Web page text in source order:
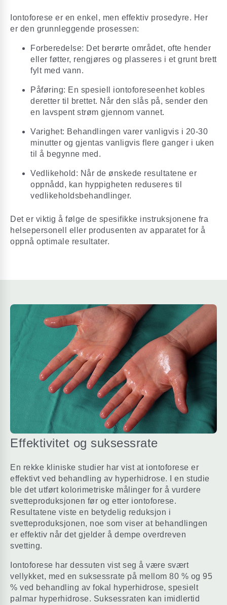
Iontoforese er en enkel, men effektiv prosedyre. Her
er den grunnleggende prosessen:
Forberedelse: Det berørte området, ofte hender
eller føtter, rengjøres og plasseres i et grunt brett
fylt med vann.
Påføring: En spesiell iontoforeseenhet kobles
deretter til brettet. Når den slås på, sender den
en lavspent strøm gjennom vannet.
Varighet: Behandlingen varer vanligvis i 20-30
minutter og gjentas vanligvis flere ganger i uken
til å begynne med.
Vedlikehold: Når de ønskede resultatene er
oppnådd, kan hyppigheten reduseres til
vedlikeholdsbehandlinger.
Det er viktig å følge de spesifikke instruksjonene fra
helsepersonell eller produsenten av apparatet for å
oppnå optimale resultater.
Effektivitet og suksessrate
En rekke kliniske studier har vist at iontoforese er
effektivt ved behandling av hyperhidrose. I en studie
ble det utført kolorimetriske målinger for å vurdere
svetteproduksjonen før og etter iontoforese.
Resultatene viste en betydelig reduksjon i
svetteproduksjonen, noe som viser at behandlingen
er effektiv når det gjelder å dempe overdreven
svetting.
Iontoforese har dessuten vist seg å være svært
vellykket, med en suksessrate på mellom 80 % og 95
% ved behandling av fokal hyperhidrose, spesielt
palmar hyperhidrose. Suksessraten kan imidlertid